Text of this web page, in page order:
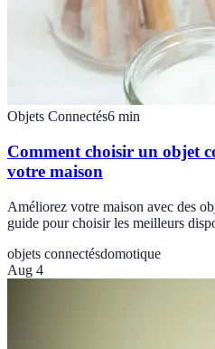
Objets Connectés6 min
Comment choisir un objet
votre maison
Améliorez votre maison avec des
guide pour choisir les meilleurs
objets connectésdomotique
Aug 4